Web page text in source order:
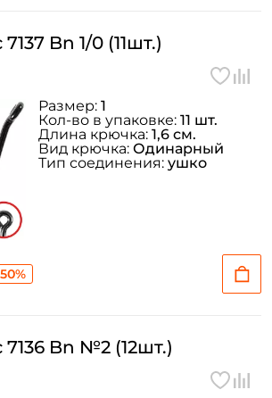
Bn 1/0 (11шт.)
Размер: 1
Кол-во в упаковке: 11 шт.
Длина крючка: 1,6 см.
Вид крючка: Одинарный
Тип соединения: ушко
Bn №2 (12шт.)